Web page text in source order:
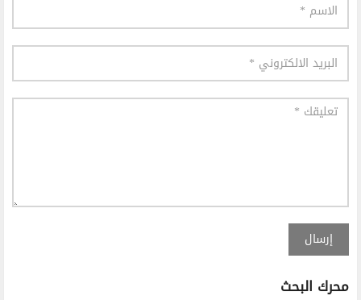
إرسال
محرك البحث